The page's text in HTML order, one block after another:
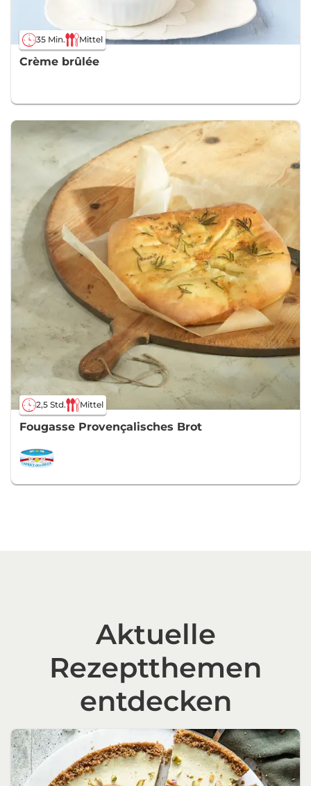
35 Min. Mittel
Crème brûlée
2,5 Std. Mittel
Fougasse Provençalisches Brot
Aktuelle
Rezeptthemen
entdecken